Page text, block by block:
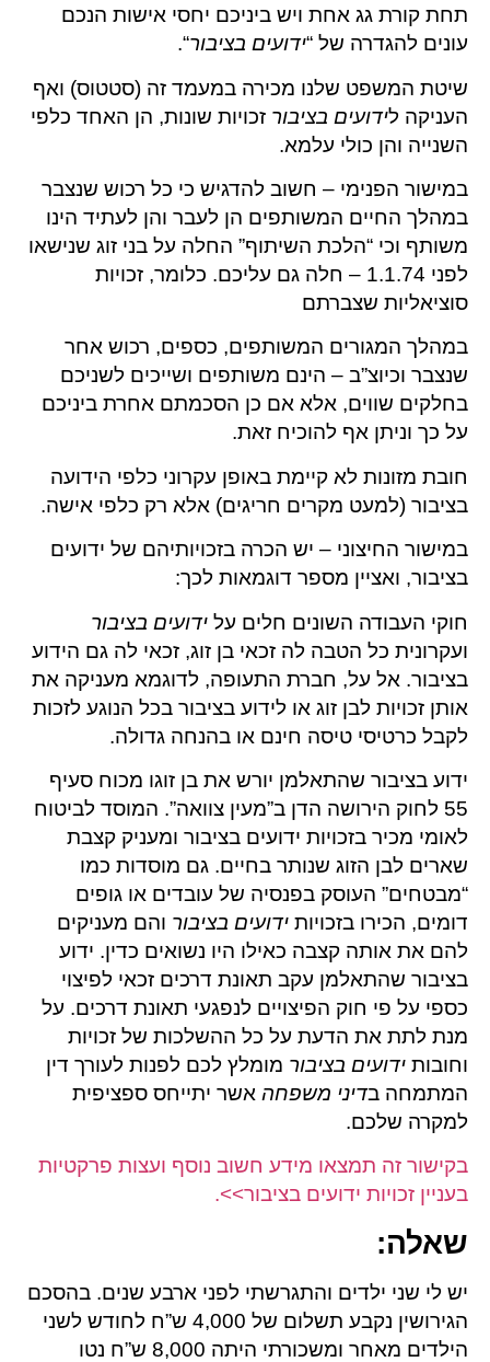
תחת קורת גג אחת ויש ביניכם יחסי אישות הנכם
עונים להגדרה של “ידועים בציבור“.
שיטת המשפט שלנו מכירה במעמד זה (סטטוס) ואף
העניקה לידועים בציבור זכויות שונות, הן האחד כלפי
השנייה והן כולי עלמא.
במישור הפנימי – חשוב להדגיש כי כל רכוש שנצבר
במהלך החיים המשותפים הן לעבר והן לעתיד הינו
משותף וכי “הלכת השיתוף” החלה על בני זוג שנישאו
לפני 1.1.74 – חלה גם עליכם. כלומר, זכויות
סוציאליות שצברתם
במהלך המגורים המשותפים, כספים, רכוש אחר
שנצבר וכיוצ”ב – הינם משותפים ושייכים לשניכם
בחלקים שווים, אלא אם כן הסכמתם אחרת ביניכם
על כך וניתן אף להוכיח זאת.
חובת מזונות לא קיימת באופן עקרוני כלפי הידועה
בציבור (למעט מקרים חריגים) אלא רק כלפי אישה.
במישור החיצוני – יש הכרה בזכויותיהם של ידועים
בציבור, ואציין מספר דוגמאות לכך:
חוקי העבודה השונים חלים על ידועים בציבור
ועקרונית כל הטבה לה זכאי בן זוג, זכאי לה גם הידוע
בציבור. אל על, חברת התעופה, לדוגמא מעניקה את
אותן זכויות לבן זוג או לידוע בציבור בכל הנוגע לזכות
לקבל כרטיסי טיסה חינם או בהנחה גדולה.
ידוע בציבור שהתאלמן יורש את בן זוגו מכוח סעיף
55 לחוק הירושה הדן ב”מעין צוואה”. המוסד לביטוח
לאומי מכיר בזכויות ידועים בציבור ומעניק קצבת
שארים לבן הזוג שנותר בחיים. גם מוסדות כמו
“מבטחים” העוסק בפנסיה של עובדים או גופים
דומים, הכירו בזכויות ידועים בציבור והם מעניקים
להם את אותה קצבה כאילו היו נשואים כדין. ידוע
בציבור שהתאלמן עקב תאונת דרכים זכאי לפיצוי
כספי על פי חוק הפיצויים לנפגעי תאונת דרכים. על
מנת לתת את הדעת על כל ההשלכות של זכויות
וחובות ידועים בציבור מומלץ לכם לפנות לעורך דין
המתמחה בדיני משפחה אשר יתייחס ספציפית
למקרה שלכם.
בקישור זה תמצאו מידע חשוב נוסף ועצות פרקטיות
בעניין זכויות ידועים בציבור>>.
שאלה:
יש לי שני ילדים והתגרשתי לפני ארבע שנים. בהסכם
הגירושין נקבע תשלום של 4,000 ש”ח לחודש לשני
הילדים מאחר ומשכורתי היתה 8,000 ש”ח נטו